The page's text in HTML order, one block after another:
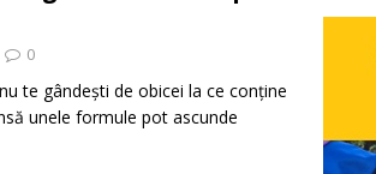
0
te gândești de obicei la ce conține
unele formule pot ascunde